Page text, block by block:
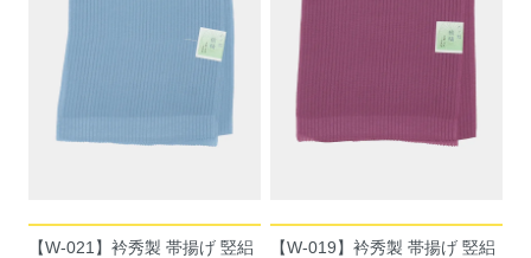
【W-021】衿秀製 帯揚げ 竪絽
【W-019】衿秀製 帯揚げ 竪絽